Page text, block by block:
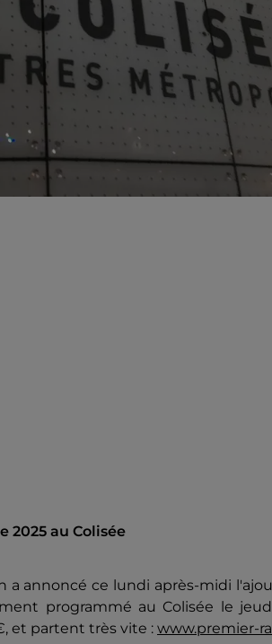
2025 au Colisée
a annoncé ce lundi après-midi
programmé au Colisée le
et partent très vite : www.premier-